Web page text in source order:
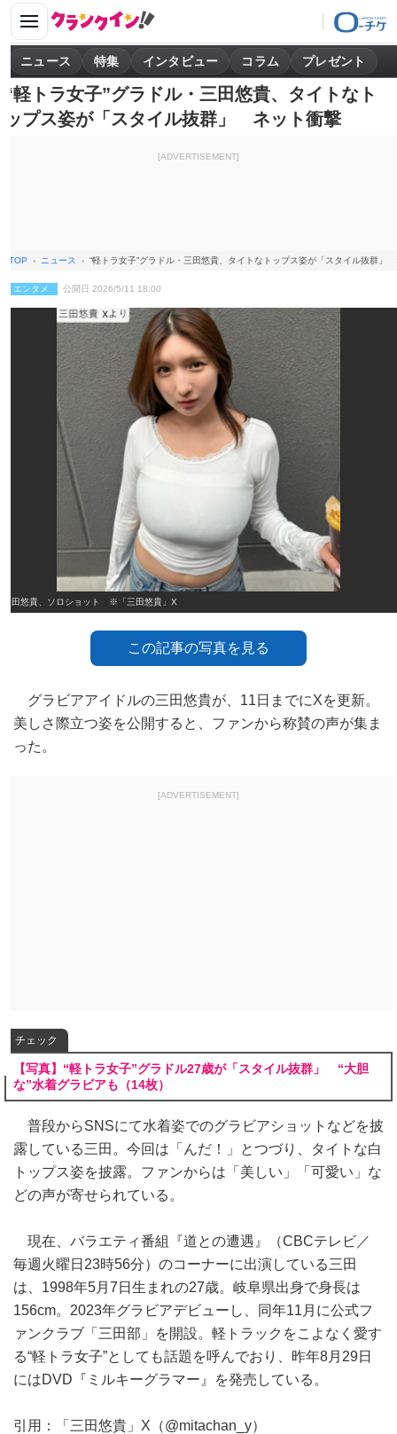
ニュース 特集 インタビュー コラム プレゼント
“軽トラ女子”グラドル・三田悠貴、タイトなト
ップス姿が「スタイル抜群」 ネット衝撃
[ADVERTISEMENT]
TOP ニュース “軽トラ女子”グラドル・三田悠貴、タイトなトップス姿が「スタイル抜群」
エンタメ 公開日 2026/5/11 18:00
三田悠貴、ソロショット ※「三田悠貴」X
この記事の写真を見る
グラビアアイドルの三田悠貴が、11日までにXを更新。
美しさ際立つ姿を公開すると、ファンから称賛の声が集ま
った。
[ADVERTISEMENT]
チェック
【写真】“軽トラ女子”グラドル27歳が「スタイル抜群」 “大胆
な”水着グラビアも（14枚）
普段からSNSにて水着姿でのグラビアショットなどを披
露している三田。今回は「んだ！」とつづり、タイトな白
トップス姿を披露。ファンからは「美しい」「可愛い」な
どの声が寄せられている。
現在、バラエティ番組『道との遭遇』（CBCテレビ／
毎週火曜日23時56分）のコーナーに出演している三田
は、1998年5月7日生まれの27歳。岐阜県出身で身長は
156cm。2023年グラビアデビューし、同年11月に公式フ
ァンクラブ「三田部」を開設。軽トラックをこよなく愛す
る“軽トラ女子”としても話題を呼んでおり、昨年8月29日
にはDVD『ミルキーグラマー』を発売している。
引用：「三田悠貴」X（@mitachan_y）